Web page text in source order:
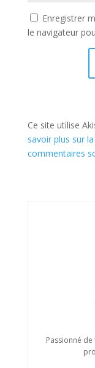
Enregistrer
le navigateur
Ce site utilise
savoir plus sur
commentaires
Passionné